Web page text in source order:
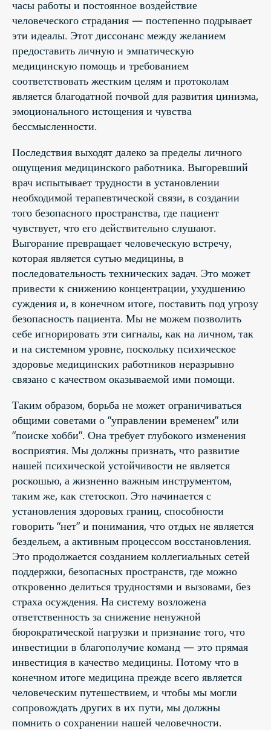
часы работы и постоянное воздействие
человеческого страдания — постепенно подрывает
эти идеалы. Этот диссонанс между желанием
предоставить личную и эмпатическую
медицинскую помощь и требованием
соответствовать жестким целям и протоколам
является благодатной почвой для развития цинизма,
эмоционального истощения и чувства
бессмысленности.
Последствия выходят далеко за пределы личного
ощущения медицинского работника. Выгоревший
врач испытывает трудности в установлении
необходимой терапевтической связи, в создании
того безопасного пространства, где пациент
чувствует, что его действительно слушают.
Выгорание превращает человеческую встречу,
которая является сутью медицины, в
последовательность технических задач. Это может
привести к снижению концентрации, ухудшению
суждения и, в конечном итоге, поставить под угрозу
безопасность пациента. Мы не можем позволить
себе игнорировать эти сигналы, как на личном, так
и на системном уровне, поскольку психическое
здоровье медицинских работников неразрывно
связано с качеством оказываемой ими помощи.
Таким образом, борьба не может ограничиваться
общими советами о “управлении временем” или
“поиске хобби”. Она требует глубокого изменения
восприятия. Мы должны признать, что развитие
нашей психической устойчивости не является
роскошью, а жизненно важным инструментом,
таким же, как стетоскоп. Это начинается с
установления здоровых границ, способности
говорить “нет” и понимания, что отдых не является
бездельем, а активным процессом восстановления.
Это продолжается созданием коллегиальных сетей
поддержки, безопасных пространств, где можно
откровенно делиться трудностями и вызовами, без
страха осуждения. На систему возложена
ответственность за снижение ненужной
бюрократической нагрузки и признание того, что
инвестиции в благополучие команд — это прямая
инвестиция в качество медицины. Потому что в
конечном итоге медицина прежде всего является
человеческим путешествием, и чтобы мы могли
сопровождать других в их пути, мы должны
помнить о сохранении нашей человечности.